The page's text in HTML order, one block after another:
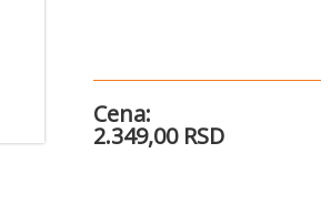
Cena:
2.349,00 RSD